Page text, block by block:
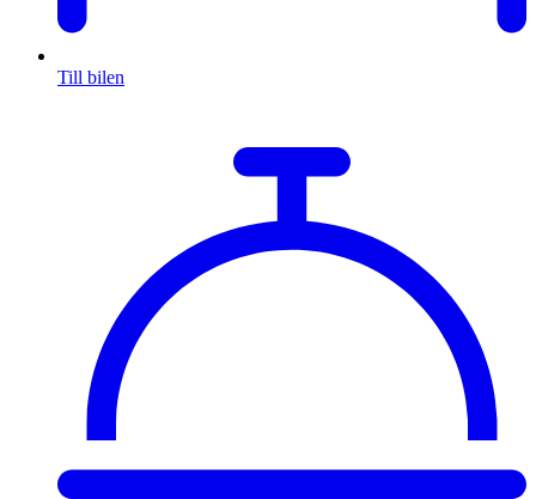
Till bilen